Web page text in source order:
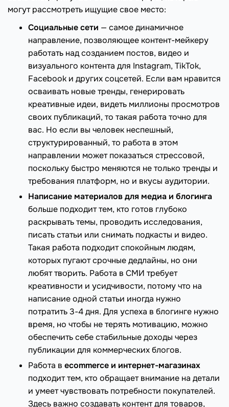
могут рассмотреть ищущие свое место:
Социальные сети — самое динамичное
направление, позволяющее контент-мейкеру
работать над созданием постов, видео и
визуального контента для Instagram, TikTok,
Facebook и других соцсетей. Если вам нравится
осваивать новые тренды, генерировать
креативные идеи, видеть миллионы просмотров
своих публикаций, то такая работа точно для
вас. Но если вы человек неспешный,
структурированный, то работа в этом
направлении может показаться стрессовой,
поскольку быстро меняются не только тренды и
требования платформ, но и вкусы аудитории.
Написание материалов для медиа и блогинга
больше подходит тем, кто готов глубоко
раскрывать темы, проводить исследования,
писать статьи или снимать подкасты и видео.
Такая работа подходит спокойным людям,
которых пугают срочные дедлайны, но они
любят творить. Работа в СМИ требует
креативности и усидчивости, потому что на
написание одной статьи иногда нужно
потратить 3-4 дня. Для успеха в блогинге нужно
время, но чтобы не терять мотивацию, можно
обеспечить себе стабильные доходы через
публикации для коммерческих блогов.
Работа в ecommerce и интернет-магазинах
подходит тем, кто обращает внимание на детали
и умеет чувствовать потребности покупателей.
Здесь важно создавать контент для товаров,